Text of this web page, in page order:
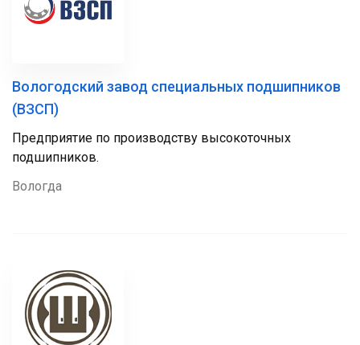
Вологодский завод специальных подшипников
(ВЗСП)
Предприятие по производству высокоточных
подшипников.
Вологда